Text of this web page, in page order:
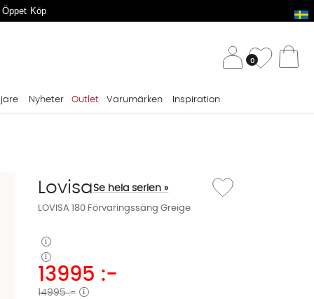
Köp
0
Nyheter Outlet Varumärken Inspiration
LOVISA 180 Förvaringssäng Greige
LovisaSe hela serien »
Lägg till i önskelista:
13995 :-
14995 :-